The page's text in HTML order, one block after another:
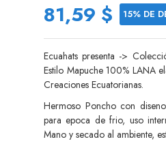
81,59 $ 15% DE
Ecuahats presenta ->
Estilo Mapuche 100% LANA
Creaciones Ecuatorianas.
Hermoso Poncho con
para epoca de frio, uso
Mano y secado al ambiente,